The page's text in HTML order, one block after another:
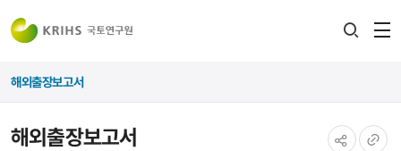
해외출장보고서
해외출장보고서